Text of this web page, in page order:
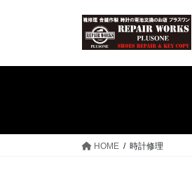
HOME 時計修理